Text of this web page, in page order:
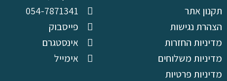
תקנון אתר
הצהרת נגישות
מדיניות החזרות
מדיניות משלוחים
מדיניות פרטיות
054-7871341
פייסבוק
אינסטגרם
אימייל